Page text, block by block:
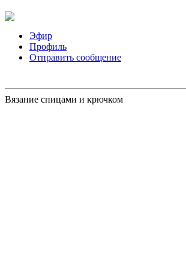
Эфир
Профиль
Отправить сообщение
Вязание спицами и крючком